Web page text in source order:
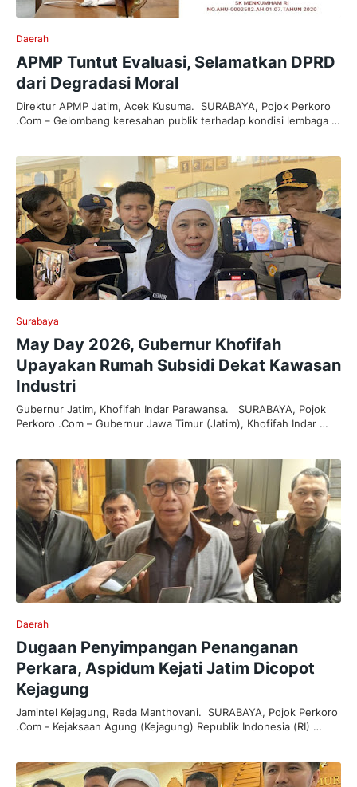
Daerah
APMP Tuntut Evaluasi, Selamatkan DPRD
dari Degradasi Moral
Direktur APMP Jatim, Acek Kusuma. SURABAYA, Pojok Perkoro
.Com – Gelombang keresahan publik terhadap kondisi lembaga …
Surabaya
May Day 2026, Gubernur Khofifah
Upayakan Rumah Subsidi Dekat Kawasan
Industri
Gubernur Jatim, Khofifah Indar Parawansa. SURABAYA, Pojok
Perkoro .Com – Gubernur Jawa Timur (Jatim), Khofifah Indar …
Daerah
Dugaan Penyimpangan Penanganan
Perkara, Aspidum Kejati Jatim Dicopot
Kejagung
Jamintel Kejagung, Reda Manthovani. SURABAYA, Pojok Perkoro
.Com - Kejaksaan Agung (Kejagung) Republik Indonesia (RI) …